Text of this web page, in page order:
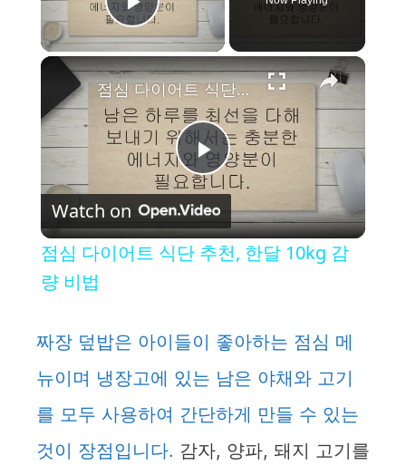
Play Video
×
P
l
y
V
i
점심 다이어트 식단 추천, 한달 10kg 감량 비법
Watch on
점심 다이어트 식단 추천, 한달 10kg 감
량 비법
짜장 덮밥은 아이들이 좋아하는 점심 메
뉴이며 냉장고에 있는 남은 야채와 고기
를 모두 사용하여 간단하게 만들 수 있는
것이 장점입니다. 감자, 양파, 돼지 고기를